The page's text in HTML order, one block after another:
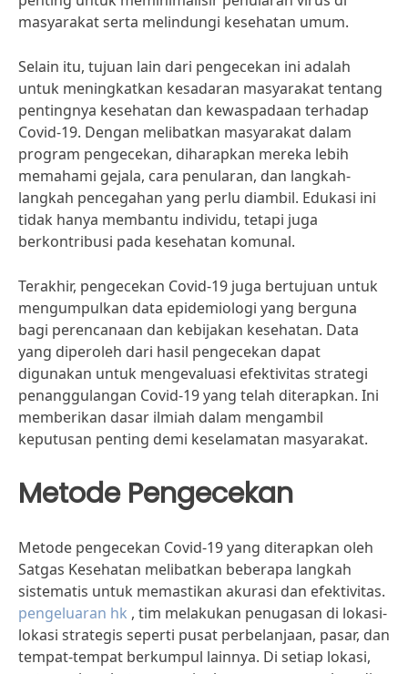
masyarakat serta melindungi kesehatan umum.
Selain itu, tujuan lain dari pengecekan ini adalah
untuk meningkatkan kesadaran masyarakat tentang
pentingnya kesehatan dan kewaspadaan terhadap
Covid-19. Dengan melibatkan masyarakat dalam
program pengecekan, diharapkan mereka lebih
memahami gejala, cara penularan, dan langkah-
langkah pencegahan yang perlu diambil. Edukasi ini
tidak hanya membantu individu, tetapi juga
berkontribusi pada kesehatan komunal.
Terakhir, pengecekan Covid-19 juga bertujuan untuk
mengumpulkan data epidemiologi yang berguna
bagi perencanaan dan kebijakan kesehatan. Data
yang diperoleh dari hasil pengecekan dapat
digunakan untuk mengevaluasi efektivitas strategi
penanggulangan Covid-19 yang telah diterapkan. Ini
memberikan dasar ilmiah dalam mengambil
keputusan penting demi keselamatan masyarakat.
Metode Pengecekan
Metode pengecekan Covid-19 yang diterapkan oleh
Satgas Kesehatan melibatkan beberapa langkah
sistematis untuk memastikan akurasi dan efektivitas.
pengeluaran hk , tim melakukan penugasan di lokasi-
lokasi strategis seperti pusat perbelanjaan, pasar, dan
tempat-tempat berkumpul lainnya. Di setiap lokasi,